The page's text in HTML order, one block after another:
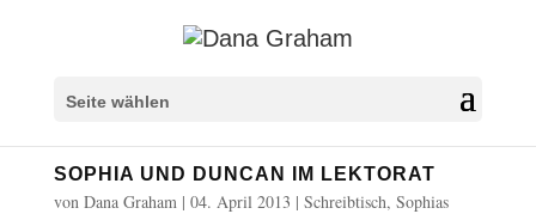
Seite wählen
SOPHIA UND DUNCAN IM LEKTORAT
von Dana Graham| 04. April 2013 | Schreibtisch, Sophias
Überschriften markieren
settings
zoom_out Herauszoomen